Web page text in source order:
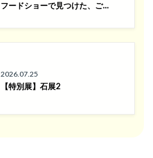
フードショーで見つけた、ご…
2026.07.25
【特別展】石展2